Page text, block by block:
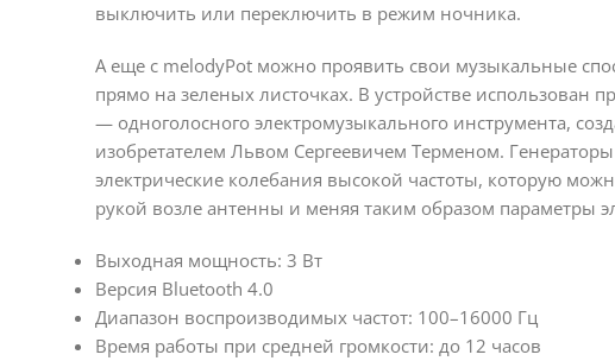
выключить или переключить в режим ночника.
А еще с melodyPot можно проявить свои музыкальные
прямо на зеленых листочках. В устройстве использован
— одноголосного электромузыкального инструмента,
изобретателем Львом Сергеевичем Терменом.
электрические колебания высокой частоты, которую
рукой возле антенны и меняя таким образом параметры
Выходная мощность: 3 Вт
Версия Bluetooth 4.0
Диапазон воспроизводимых частот: 100–16000 Гц
Время работы при средней громкости: до 12 часов